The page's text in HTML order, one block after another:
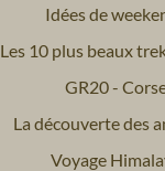
Idées de
Les 10 plus beaux
GR20 -
La découverte des
Voyage